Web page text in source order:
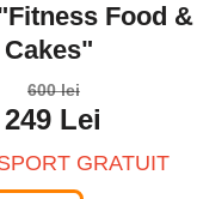
Food &
Cakes"
600 lei
249 Lei
GRATUIT